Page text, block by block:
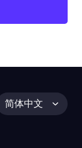
简体中文